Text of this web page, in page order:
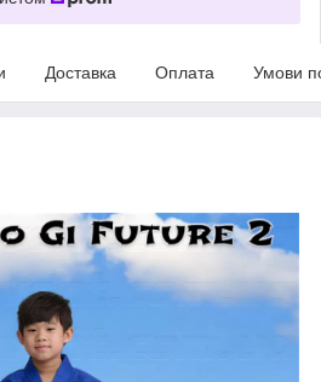
Доставка Оплата Умови